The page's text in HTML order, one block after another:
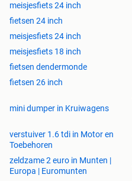
meisjesfiets 24 inch
fietsen 24 inch
meisjesfiets 24 inch
meisjesfiets 18 inch
fietsen dendermonde
fietsen 26 inch
mini dumper in Kruiwagens
verstuiver 1.6 tdi in Motor en
Toebehoren
zeldzame 2 euro in Munten |
Europa | Euromunten